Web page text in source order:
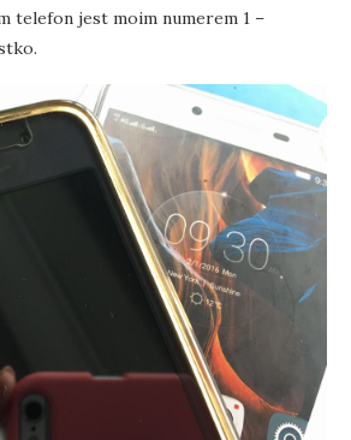
telefon jest moim numerem 1 –